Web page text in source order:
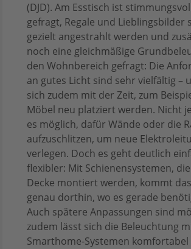
(DJD). Am Esstisch ist
gefragt, Regale und Lieblingsbilder
gezielt angestrahlt werden und
noch eine gleichmäßige
den Wohnbereich gefragt: Die
an gutes Licht sind sehr vielfältig –
sich zudem mit der Zeit, zum
Möbel neu platziert werden. Nicht
es möglich, dafür Wände oder die
aufzuschlitzen, um neue
verlegen. Doch es geht deutlich
flexibler: Mit Schienensystemen,
Decke montiert werden, kommt
genau dorthin, wo es gerade
Auch spätere Anpassungen sind
zudem lässt sich die Beleuchtung
Smarthome-Systemen